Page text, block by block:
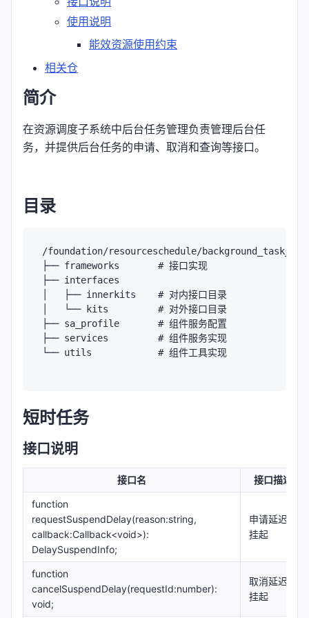
使用说明
能效资源使用约束
相关仓
简介
在资源调度子系统中后台任务管理负责管理后台任
务，并提供后台任务的申请、取消和查询等接口。
目录
/foundation/resourceschedule/background_task_mgr
├── frameworks       # 接口实现
├── interfaces
│   ├── innerkits    # 对内接口目录
│   └── kits         # 对外接口目录
├── sa_profile       # 组件服务配置
├── services         # 组件服务实现
└── utils            # 组件工具实现
短时任务
接口说明
接口名 接口描述
function
requestSuspendDelay(reason:string,
callback:Callback<void>):
DelaySuspendInfo;
申请延迟
挂起
function
cancelSuspendDelay(requestId:number):
void;
取消延迟
挂起